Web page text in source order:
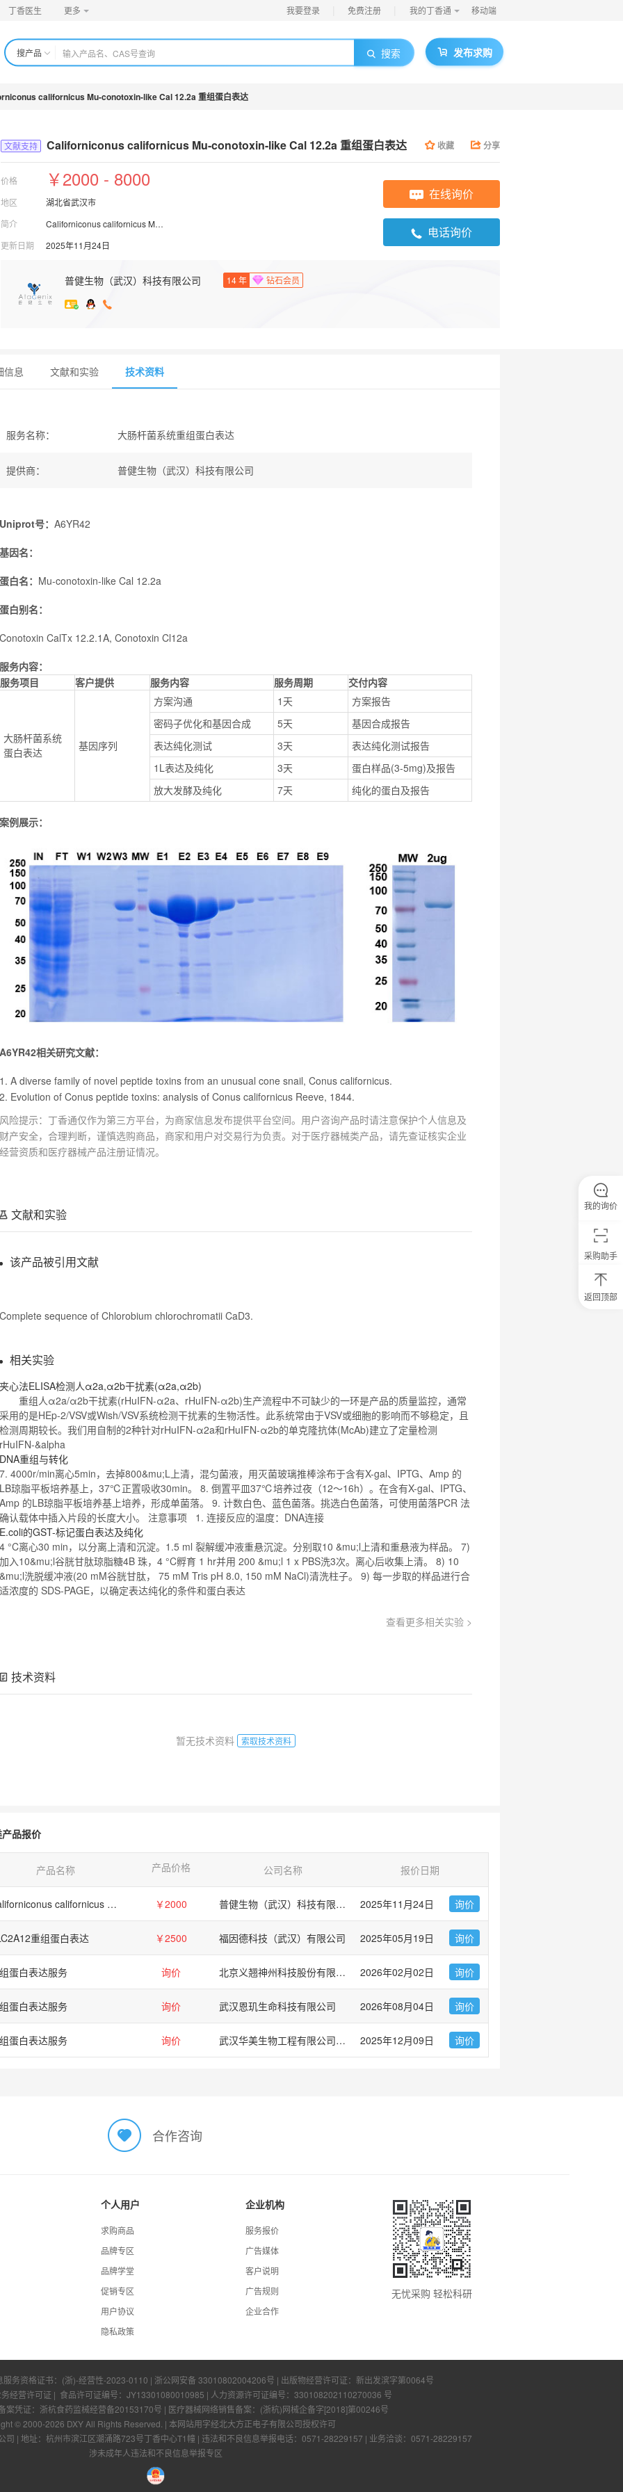
丁香医生 更多 我要登录 免费注册 我的丁香通 移动端
搜产品 搜索 发布求购
californicus Mu-conotoxin-like Cal 12.2a 重组蛋白表达
文献支持 Californiconus californicus Mu-conotoxin-like Cal 12.2a 重组蛋白表达 收藏 分享
价格 ￥2000 - 8000
地区
湖北省武汉市
简介
Californiconus californicus Mu-conotoxin-like Cal 12.2a 重组蛋白表达
更新日期
2025年11月24日
在线询价
电话询价
普健生物（武汉）科技有限公司 14年 钻石会员
信息 文献和实验 技术资料
服务名称： 大肠杆菌系统重组蛋白表达
提供商： 普健生物（武汉）科技有限公司
Uniprot号： A6YR42
基因名：
蛋白名： Mu-conotoxin-like Cal 12.2a
蛋白别名：
Conotoxin CalTx 12.2.1A, Conotoxin Cl12a
服务内容：
服务项目
客户提供 服务内容 服务周期 交付内容
大肠杆菌系统
蛋白表达
基因序列
方案沟通 1天
方案报告
密码子优化和基因合成
5天
基因合成报告
表达纯化测试
3天
表达纯化测试报告
1L表达及纯化
3天
蛋白样品(3-5mg)及报告
放大发酵及纯化
7天 纯化的蛋白及报告
案例展示：
A6YR42相关研究文献：
1. A diverse family of novel peptide toxins from an unusual cone snail, Conus californicus.
2. Evolution of Conus peptide toxins: analysis of Conus californicus Reeve, 1844.
风险提示：丁香通仅作为第三方平台，为商家信息发布提供平台空间。用户咨询产品时请注意保护个人信息及
财产安全，合理判断，谨慎选购商品，商家和用户对交易行为负责。对于医疗器械类产品，请先查证核实企业
经营资质和医疗器械产品注册证情况。
文献和实验
该产品被引用文献
Complete sequence of Chlorobium chlorochromatii CaD3.
相关实验
夹心法ELISA检测人α2a,α2b干扰素(α2a,α2b)
重组人α2a/α2b干扰素(rHuIFN-α2a、rHuIFN-α2b)生产流程中不可缺少的一环是产品的质量监控，通常
采用的是HEp-2/VSV或Wish/VSV系统检测干扰素的生物活性。此系统常由于VSV或细胞的影响而不够稳定，且
检测周期较长。我们用自制的2种针对rHuIFN-α2a和rHuIFN-α2b的单克隆抗体(McAb)建立了定量检测
rHuIFN-&alpha
DNA重组与转化
7. 4000r/min离心5min，去掉800&mu;L上清，混匀菌液，用灭菌玻璃推棒涂布于含有X-gal、IPTG、Amp 的
LB琼脂平板培养基上，37℃正置吸收30min。 8. 倒置平皿37℃培养过夜（12～16h）。在含有X-gal、IPTG、
Amp 的LB琼脂平板培养基上培养，形成单菌落。 9. 计数白色、蓝色菌落。挑选白色菌落，可使用菌落PCR 法
确认载体中插入片段的长度大小。 注意事项 1. 连接反应的温度：DNA连接
E.coli的GST-标记蛋白表达及纯化
4 °C离心30 min，以分离上清和沉淀。1.5 ml 裂解缓冲液重悬沉淀。分别取10 &mu;l上清和重悬液为样品。 7)
加入10&mu;l谷胱甘肽琼脂糖4B 珠，4 °C孵育 1 hr并用 200 &mu;l 1 x PBS洗3次。离心后收集上清。 8) 10
&mu;l洗脱缓冲液(20 mM谷胱甘肽， 75 mM Tris pH 8.0, 150 mM NaCl)清洗柱子。 9) 每一步取的样品进行合
适浓度的 SDS-PAGE，以确定表达纯化的条件和蛋白表达
查看更多相关实验 >
技术资料
暂无技术资料 索取技术资料
品报价
产品名称 产品价格 公司名称 报价日期
Californiconus californicus Mu-conotoxin-like Cal 12.1.3a 重组蛋白表达 ￥2000 普健生物（武汉）科技有限公司 2025年11月24日 询价
重组蛋白表达 ￥2500 福因德科技（武汉）有限公司 2025年05月19日 询价
蛋白表达服务 询价 北京义翘神州科技股份有限公司(Sino Biological Inc.) 2026年02月02日 询价
蛋白表达服务 询价 武汉恩玑生命科技有限公司 2026年08月04日 询价
蛋白表达服务 询价 武汉华美生物工程有限公司CUSABIO® 2025年12月09日 询价
采购助手
返回顶部
我的询价
合作咨询
个人用户
求购商品
品牌专区
品牌学堂
促销专区
用户协议
隐私政策
企业机构
服务报价
广告媒体
客户说明
广告规则
企业合作
无忧采购 轻松科研
务资格证书： (浙)-经营性-2023-0110 | 浙公网安备 33010802004206号 | 出版物经营许可证： 新出发滨字第0064号
经营许可证 | 食品许可证编号： JY13301080010985 | 人力资源许可证编号： 330108202110270036 号
案凭证：浙杭食药监械经营备20153170号 | 医疗器械网络销售备案：(浙杭)网械企备字[2018]第00246号
© 2000-2026 DXY All Rights Reserved. | 本网站用字经北大方正电子有限公司授权许可
司 | 地址：杭州市滨江区潮涌路723号丁香中心T1幢 | 违法和不良信息举报电话：0571-28229157 | 业务洽谈：0571-28229157
涉未成年人违法和不良信息举报专区